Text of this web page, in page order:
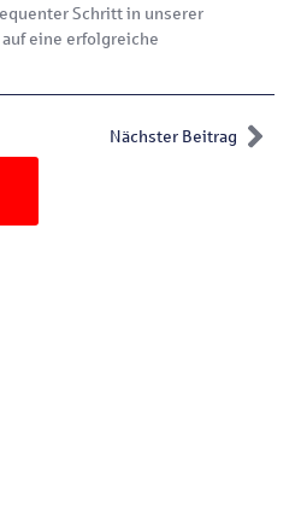
Schritt in unserer
eine erfolgreiche
Nächster Beitrag